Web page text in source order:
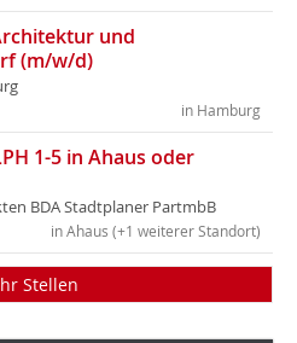
und
(m/w/d)
in Hamburg
1-5 in Ahaus oder
BDA Stadtplaner PartmbB
in Ahaus (+1 weiterer Standort)
Stellen